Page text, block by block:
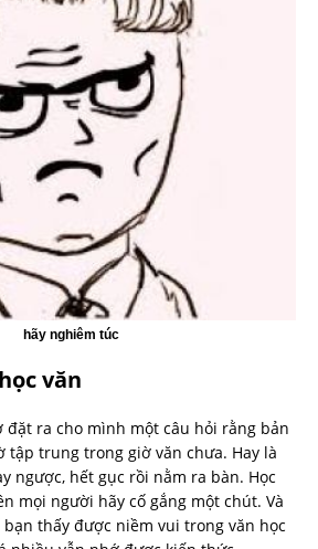
hãy nghiêm túc
văn
đặt ra cho mình một câu hỏi rằng bản
tập trung trong giờ văn chưa. Hay là
ngược, hết gục rồi nằm ra bàn. Học
mọi người hãy cố gắng một chút. Và
thấy được niềm vui trong văn học